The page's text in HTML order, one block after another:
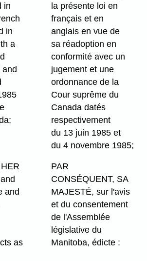
in
in
a
and
la présente loi en
français et en
anglais en vue de
sa réadoption en
conformité avec un
jugement et une
ordonnance de la
Cour suprême du
Canada datés
respectivement
du 13 juin 1985 et
du 4 novembre 1985;
and
as
PAR
CONSÉQUENT, SA
MAJESTÉ, sur l'avis
et du consentement
de l'Assemblée
législative du
Manitoba, édicte :